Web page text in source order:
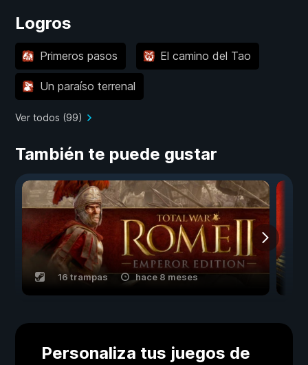
Logros
Primeros pasos El camino del Tao
Un paraíso terrenal
Ver todos (99)
También te puede gustar
16 trampas hace 8 meses
Personaliza tus juegos de